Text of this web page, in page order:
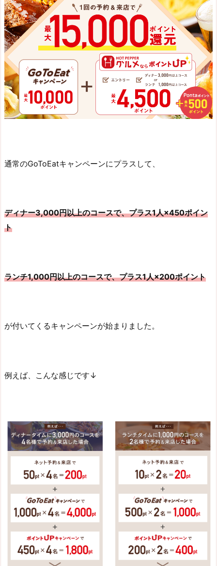
通常のGoToEatキャンペーンにプラスして、
ディナー3,000円以上のコースで、プラス1人×450ポイン
ト
ランチ1,000円以上のコースで、プラス1人×200ポイント
が付いてくるキャンペーンが始まりました。
例えば、こんな感じです↓